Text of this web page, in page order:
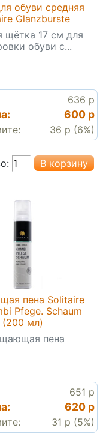
обуви средняя
Glanzburste
щётка 17 см для
обуви с...
636 р
600 р
36 р (6%)
пена Solitaire
Pfege. Schaum
(200 мл)
пена
651 р
620 р
31 р (5%)